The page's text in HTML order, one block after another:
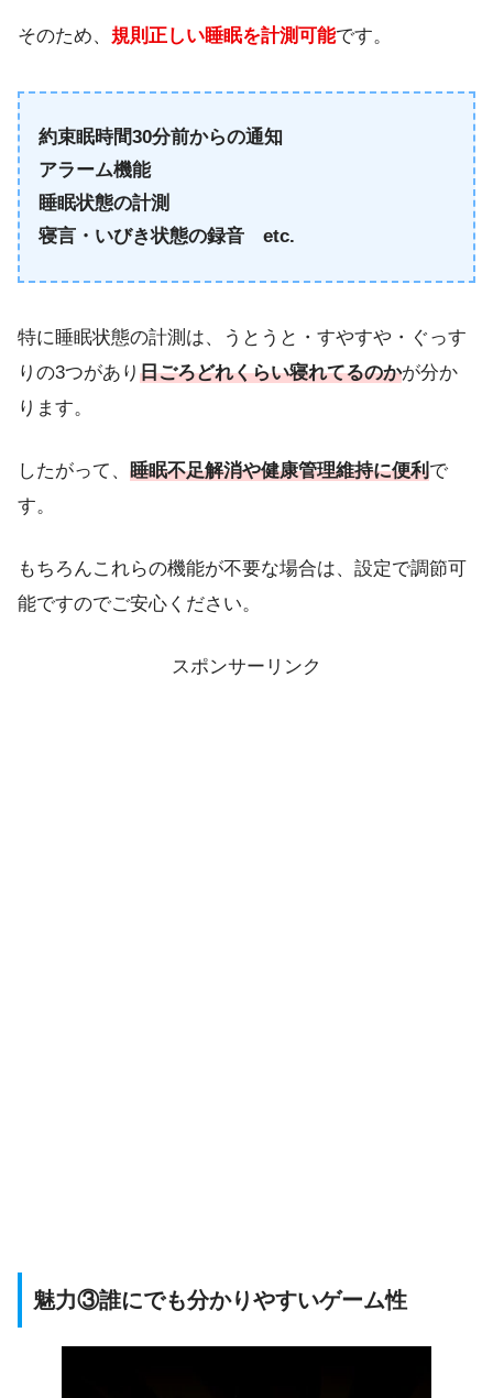
そのため、 規則正しい睡眠を計測可能です。
約束眠時間30分前からの通知
アラーム機能
睡眠状態の計測
寝言・いびき状態の録音 etc.
特に睡眠状態の計測は、うとうと・すやすや・ぐっす
りの3つがあり 日ごろどれくらい寝れてるのかが分か
ります。
したがって、 睡眠不足解消や健康管理維持に便利で
す。
もちろんこれらの機能が不要な場合は、設定で調節可
能ですのでご安心ください。
スポンサーリンク
魅力③誰にでも分かりやすいゲーム性